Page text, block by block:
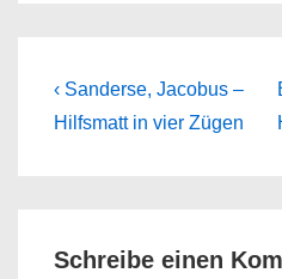
Previous
Post
‹ Sanderse, Jacobus –
Hilfsmatt in vier Zügen
Schreibe einen